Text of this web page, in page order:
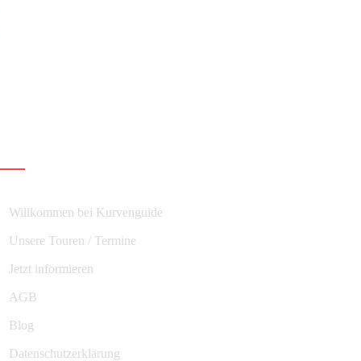
Willkommen bei Kurvenguide
Unsere Touren / Termine
Jetzt informieren
AGB
Blog
Datenschutzerklärung